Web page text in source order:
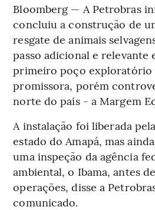
Bloomberg — A Petrobras
concluiu a construção de
resgate de animais
passo adicional e relevante
primeiro poço exploratório
promissora, porém
norte do país - a Margem
A instalação foi liberada
estado do Amapá, mas
uma inspeção da agência
ambiental, o Ibama, antes
operações, disse a
comunicado.